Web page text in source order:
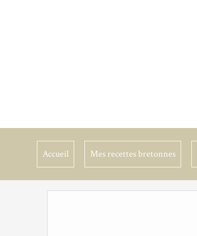
Accueil Mes recettes bretonnes